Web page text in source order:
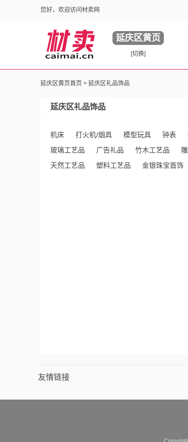
您好，欢迎访问材卖网
延庆区黄页
[切换]
延庆区黄页首页 > 延庆区礼品饰品
延庆区礼品饰品
机床 打火机/烟具 模型玩具 钟表
玻璃工艺品
广告礼品 竹木工艺品
天然工艺品
塑料工艺品 金银珠宝首饰
友情链接